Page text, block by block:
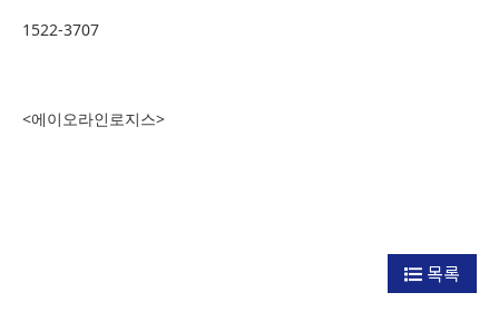
1522-3707
<에이오라인로지스>
목록